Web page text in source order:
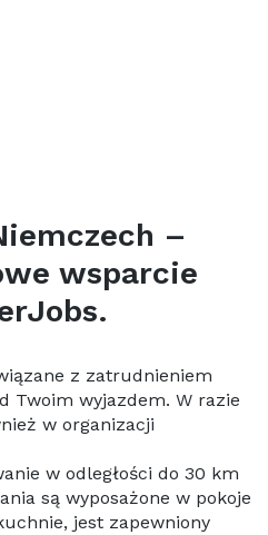
–
wsparcie
z zatrudnieniem
Twoim wyjazdem. W razie
w organizacji
w odległości do 30 km
są wyposażone w pokoje
jest zapewniony